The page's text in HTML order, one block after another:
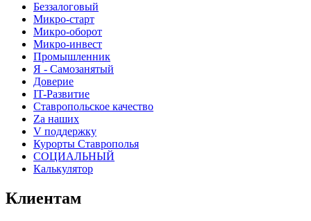
Беззалоговый
Микро-старт
Микро-оборот
Микро-инвест
Промышленник
Я - Самозанятый
Доверие
IT-Развитие
Ставропольское качество
Za наших
V поддержку
Курорты Ставрополья
СОЦИАЛЬНЫЙ
Калькулятор
Клиентам